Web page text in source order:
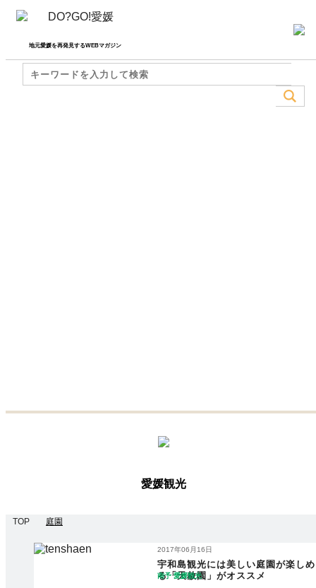
地元愛媛を再発見するWEBマガジン
愛媛観光
TOP 庭園
2017年06月16日
宇和島観光には美しい庭園が楽しめ
る「天赦園」がオススメ
南予 愛媛観光